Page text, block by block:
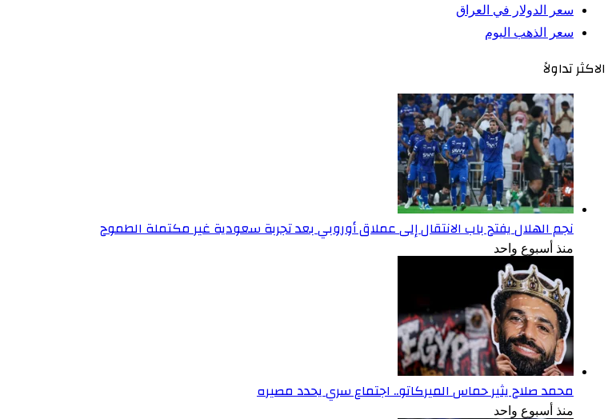
سعر الدولار في العراق
سعر الذهب اليوم
الاكثر تداولاً
نجم الهلال يفتح باب الانتقال إلى عملاق أوروبي بعد تجربة سعودية غير مكتملة الطموح
منذ أسبوع واحد
محمد صلاح يثير حماس الميركاتو.. اجتماع سري يحدد مصيره
منذ أسبوع واحد